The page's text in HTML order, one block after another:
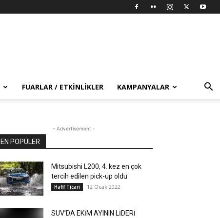
FUARLAR / ETKINLIKLER KAMPANYALAR
- Advertisement -
EN POPÜLER
Mitsubishi L200, 4. kez en çok
tercih edilen pick-up oldu
Hafif Ticari 12 Ocak 2022
SUV’DA EKİM AYININ LİDERİ